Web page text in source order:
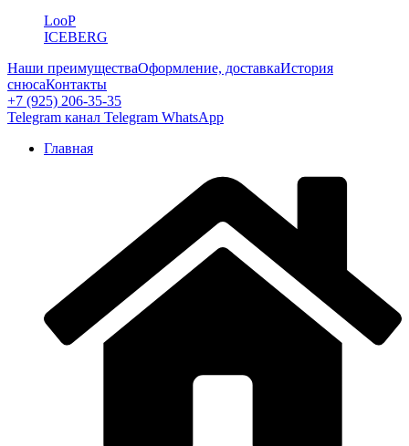
LooP
ICEBERG
Наши преимуществаОформление, доставкаИстория
снюсаКонтакты
+7 (925) 206-35-35
Telegram канал Telegram WhatsApp
Главная